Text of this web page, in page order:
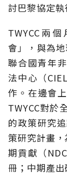
討巴黎協定
TWYCC兩
會」，與為
聯合國青年
法中心（
作。在邊會
TWYCC對於
的政策研究
策研究計畫
期貢獻（
冊；中期產